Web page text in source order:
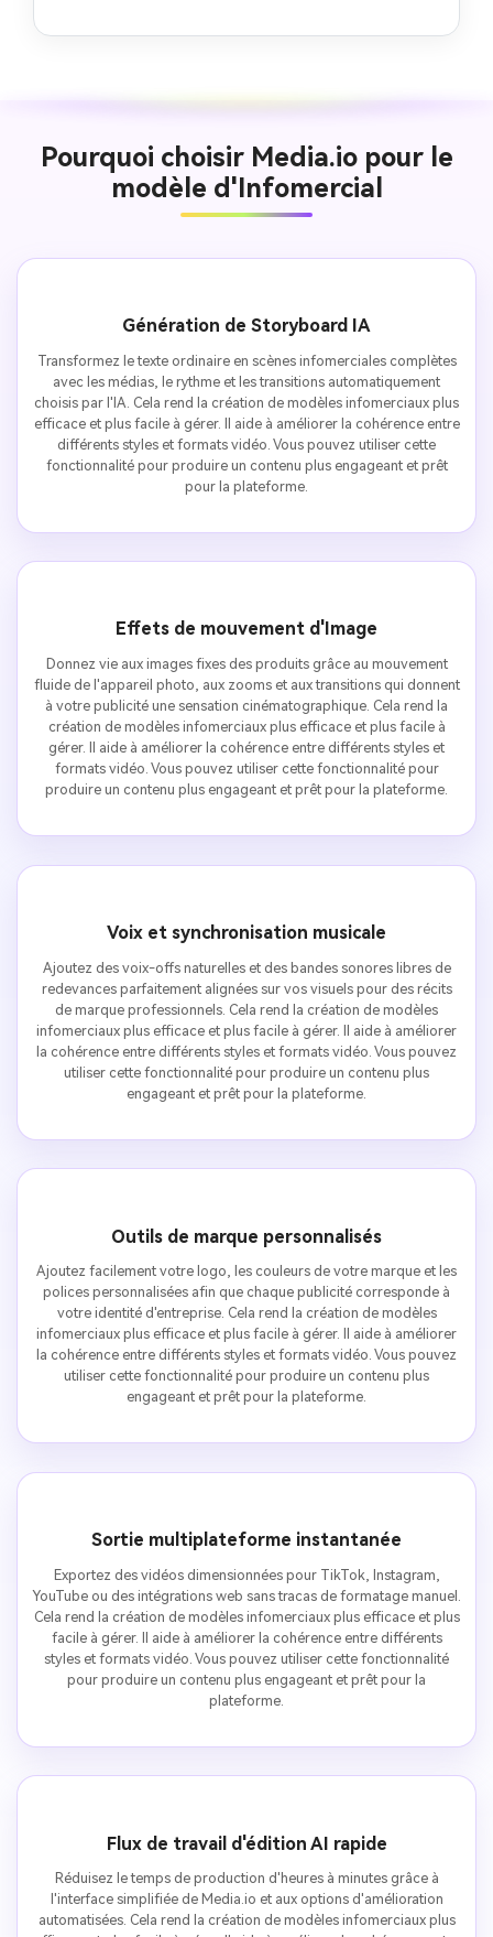
Pourquoi choisir Media.io pour le
modèle d'Infomercial
Génération de Storyboard IA
Transformez le texte ordinaire en scènes infomerciales complètes
avec les médias, le rythme et les transitions automatiquement
choisis par l'IA. Cela rend la création de modèles infomerciaux plus
efficace et plus facile à gérer. Il aide à améliorer la cohérence entre
différents styles et formats vidéo. Vous pouvez utiliser cette
fonctionnalité pour produire un contenu plus engageant et prêt
pour la plateforme.
Effets de mouvement d'Image
Donnez vie aux images fixes des produits grâce au mouvement
fluide de l'appareil photo, aux zooms et aux transitions qui donnent
à votre publicité une sensation cinématographique. Cela rend la
création de modèles infomerciaux plus efficace et plus facile à
gérer. Il aide à améliorer la cohérence entre différents styles et
formats vidéo. Vous pouvez utiliser cette fonctionnalité pour
produire un contenu plus engageant et prêt pour la plateforme.
Voix et synchronisation musicale
Ajoutez des voix-offs naturelles et des bandes sonores libres de
redevances parfaitement alignées sur vos visuels pour des récits
de marque professionnels. Cela rend la création de modèles
infomerciaux plus efficace et plus facile à gérer. Il aide à améliorer
la cohérence entre différents styles et formats vidéo. Vous pouvez
utiliser cette fonctionnalité pour produire un contenu plus
engageant et prêt pour la plateforme.
Outils de marque personnalisés
Ajoutez facilement votre logo, les couleurs de votre marque et les
polices personnalisées afin que chaque publicité corresponde à
votre identité d'entreprise. Cela rend la création de modèles
infomerciaux plus efficace et plus facile à gérer. Il aide à améliorer
la cohérence entre différents styles et formats vidéo. Vous pouvez
utiliser cette fonctionnalité pour produire un contenu plus
engageant et prêt pour la plateforme.
Sortie multiplateforme instantanée
Exportez des vidéos dimensionnées pour TikTok, Instagram,
YouTube ou des intégrations web sans tracas de formatage manuel.
Cela rend la création de modèles infomerciaux plus efficace et plus
facile à gérer. Il aide à améliorer la cohérence entre différents
styles et formats vidéo. Vous pouvez utiliser cette fonctionnalité
pour produire un contenu plus engageant et prêt pour la
plateforme.
Flux de travail d'édition AI rapide
Réduisez le temps de production d'heures à minutes grâce à
l'interface simplifiée de Media.io et aux options d'amélioration
automatisées. Cela rend la création de modèles infomerciaux plus